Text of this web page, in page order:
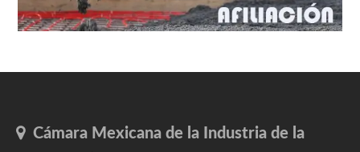
Cámara Mexicana de la Industria de la